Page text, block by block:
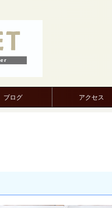
ブログ アクセス